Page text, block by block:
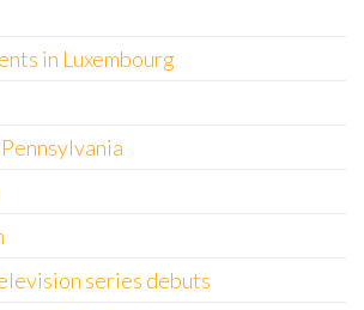
in Luxembourg
series debuts